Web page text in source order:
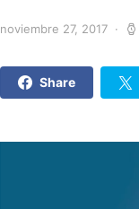
noviembre 27, 2017
Share